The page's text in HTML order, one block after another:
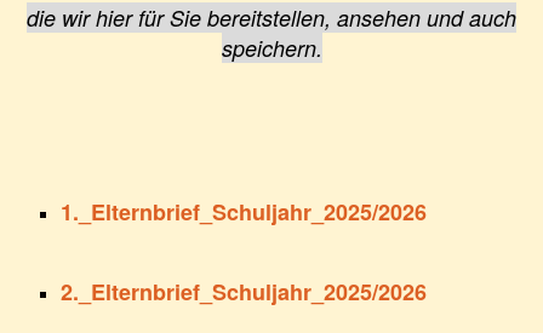
die wir hier für Sie bereitstellen, ansehen und auch
speichern.
1._Elternbrief_Schuljahr_2025/2026
2._Elternbrief_Schuljahr_2025/2026